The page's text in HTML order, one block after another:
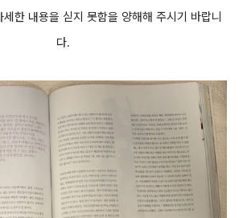
한 내용을 싣지 못함을 양해해 주시기 바랍니
다.